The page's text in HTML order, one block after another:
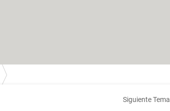
Siguiente Tema